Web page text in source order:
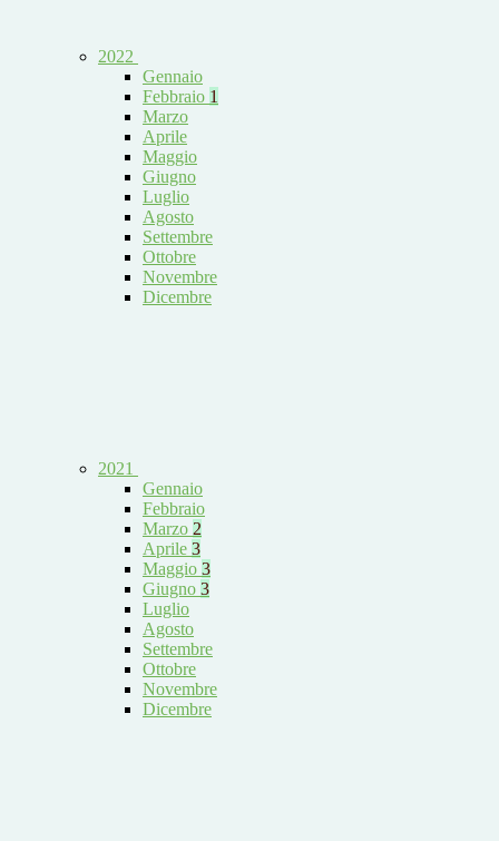
2022
Gennaio
Febbraio 1
Marzo
Aprile
Maggio
Giugno
Luglio
Agosto
Settembre
Ottobre
Novembre
Dicembre
2021
Gennaio
Febbraio
Marzo 2
Aprile 3
Maggio 3
Giugno 3
Luglio
Agosto
Settembre
Ottobre
Novembre
Dicembre